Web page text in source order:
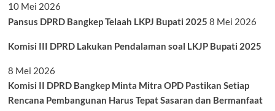
10 Mei 2026
Pansus DPRD Bangkep Telaah LKPJ Bupati 2025 8 Mei 2026
Komisi III DPRD Lakukan Pendalaman soal LKJP Bupati 2025
8 Mei 2026
Komisi II DPRD Bangkep Minta Mitra OPD Pastikan Setiap
Rencana Pembangunan Harus Tepat Sasaran dan Bermanfaat